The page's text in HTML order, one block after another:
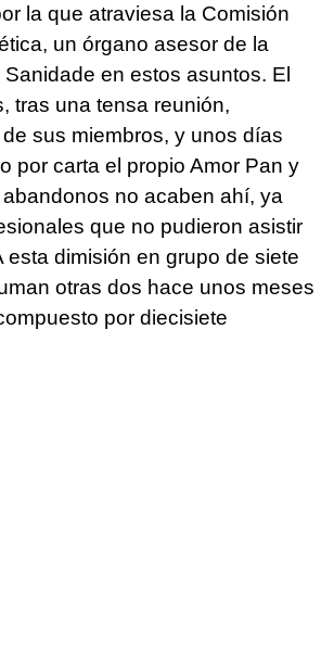
la que atraviesa la Comisión
un órgano asesor de la
en estos asuntos. El
tras una tensa reunión,
sus miembros, y unos días
por carta el propio Amor Pan y
no acaben ahí, ya
que no pudieron asistir
esta dimisión en grupo de siete
otras dos hace unos meses
por diecisiete